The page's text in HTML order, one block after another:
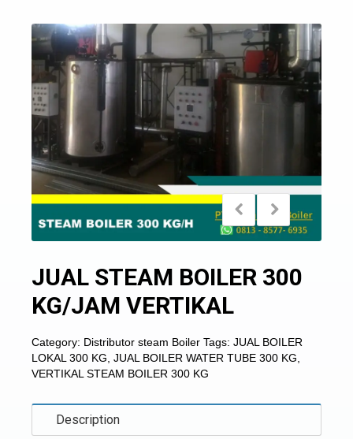
JUAL STEAM BOILER 300
KG/JAM VERTIKAL
Category: Distributor steam Boiler Tags: JUAL BOILER
LOKAL 300 KG JUAL BOILER WATER TUBE 300 KG
VERTIKAL STEAM BOILER 300 KG
Description